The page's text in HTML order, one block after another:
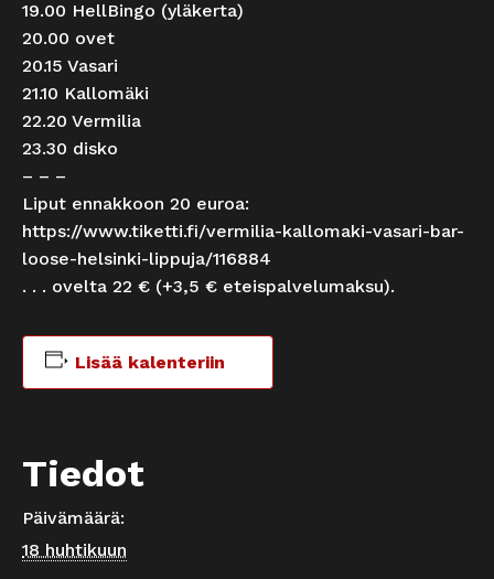
19.00 HellBingo (yläkerta)
20.00 ovet
20.15 Vasari
21.10 Kallomäki
22.20 Vermilia
23.30 disko
– – –
Liput ennakkoon 20 euroa:
https://www.tiketti.fi/vermilia-kallomaki-vasari-bar-
loose-helsinki-lippuja/116884
. . . ovelta 22 € (+3,5 € eteispalvelumaksu).
Lisää kalenteriin
Tiedot
Päivämäärä:
18 huhtikuun